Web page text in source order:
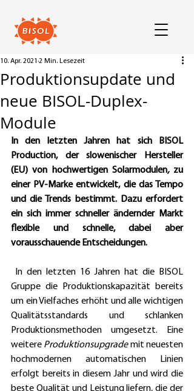
Produktionsupdate und
neue BISOL-Duplex-
Module
10. Apr. 2021 2 Min. Lesezeit
In den letzten Jahren hat sich BISOL
Production, der slowenischer Hersteller
(EU) von hochwertigen Solarmodulen, zu
einer PV-Marke entwickelt, die das Tempo
und die Trends bestimmt. Dazu erfordert
ein sich immer schneller ändernder Markt
flexible und schnelle, dabei aber
vorausschauende Entscheidungen.
Gruppe die Produktionskapazität bereits
um ein Vielfaches erhöht und alle wichtigen
Qualitätsstandards und schlanken
Produktionsmethoden umgesetzt. Eine
weitere Produktionsupgrade mit neuesten
hochmodernen automatischen Linien
erfolgt bereits in diesem Jahr und wird die
beste Qualität und Leistung liefern, die der